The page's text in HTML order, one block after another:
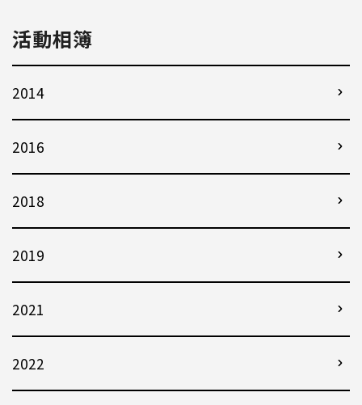
活動相簿
2014
2016
2018
2019
2021
2022